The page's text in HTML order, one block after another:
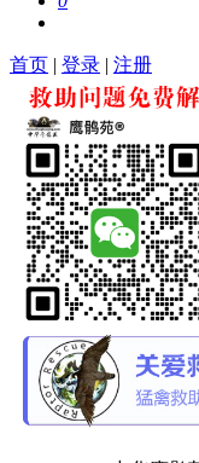
首页 | 登录 | 注册